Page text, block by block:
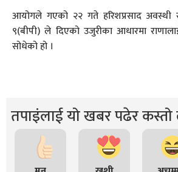
आयोगले गएको २२ गते हरिशप्रसाद अवस्थी
९(बीपी) ले दिएको उजुरीका आधारमा
सोधेको हो ।
तपाइंलाई यो खबर पढेर कस्तो